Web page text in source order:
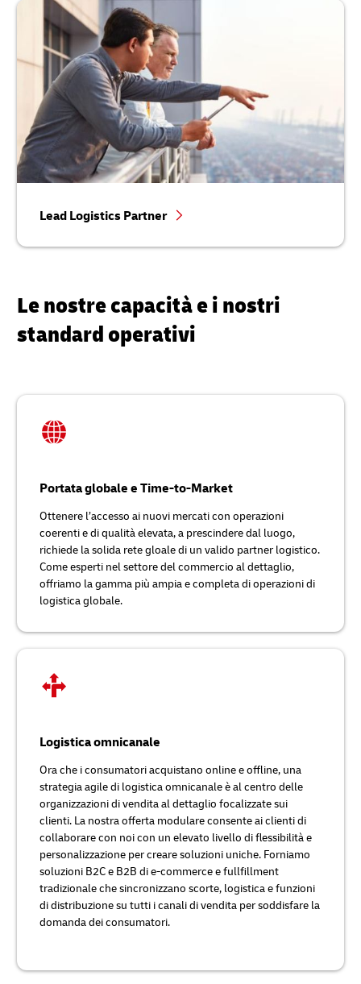
Lead Logistics Partner
Le nostre capacità e i nostri
standard operativi
Portata globale e Time-to-Market
Ottenere l’accesso ai nuovi mercati con operazioni
coerenti e di qualità elevata, a prescindere dal luogo,
richiede la solida rete gloale di un valido partner logistico.
Come esperti nel settore del commercio al dettaglio,
offriamo la gamma più ampia e completa di operazioni di
logistica globale.
Logistica omnicanale
Ora che i consumatori acquistano online e offline, una
strategia agile di logistica omnicanale è al centro delle
organizzazioni di vendita al dettaglio focalizzate sui
clienti. La nostra offerta modulare consente ai clienti di
collaborare con noi con un elevato livello di flessibilità e
personalizzazione per creare soluzioni uniche. Forniamo
soluzioni B2C e B2B di e-commerce e fullfillment
tradizionale che sincronizzano scorte, logistica e funzioni
di distribuzione su tutti i canali di vendita per soddisfare la
domanda dei consumatori.